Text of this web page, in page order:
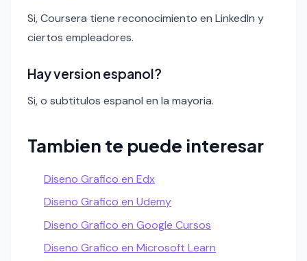
Si, Coursera tiene reconocimiento en LinkedIn y
ciertos empleadores.
Hay version espanol?
Si, o subtitulos espanol en la mayoria.
Tambien te puede interesar
Diseno Grafico en Edx
Diseno Grafico en Udemy
Diseno Grafico en Google Cursos
Diseno Grafico en Microsoft Learn